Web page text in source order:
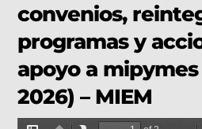
convenios,
programas y
apoyo a
2026) – MIEM